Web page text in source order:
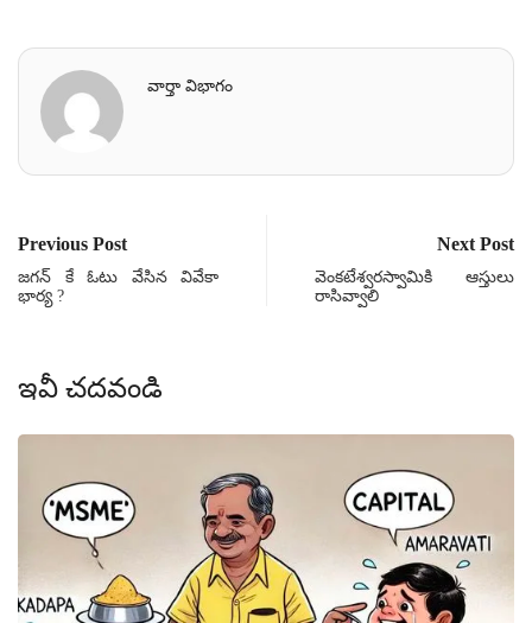
వార్తా విభాగం
Previous Post
జగన్ కే ఓటు వేసిన వివేకా
భార్య ?
Next Post
వెంకటేశ్వరస్వామికి ఆస్తులు
రాసివ్వాలి
ఇవీ చదవండి